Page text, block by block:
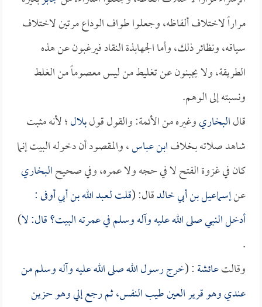
مراراً لاختلاف ألفاظه، وجعلوا طواف الوداع مرتين لاختلاف
سياقه، ونظائر ذلك، وأما الجهابذة النقاد فيرغبون عن هذه
الطريقة، ولا يجبنون عن تغليط من ليس معصوماً من الغلط
ونسبته إلى الوهم.
قالالبخاريوغيره من الأئمة: والقول قولبلال؛ لأنه مثبت
شاهد صلاته بخلافابن عباس، والمقصود أن دخوله البيت إنما
كان في غزوة الفتح لا في حجه ولا عمره، وفي صحيحالبخاري
عنإسماعيل بن أبي خالدقال: (قلت لـعبد الله بن أبي أوفى:
أدخل النبي صلى الله عليه وآله وسلم في عمرته البيت؟ قال: لا)
.
وقالتعائشة: (خرج رسول الله صلى الله عليه وآله وسلم من
عندي وهو قرير العين طيب النفس، ثم رجع إلي وهو حزين